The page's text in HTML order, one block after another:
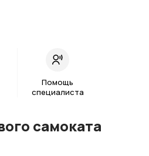
Помощь
специалиста
самоката